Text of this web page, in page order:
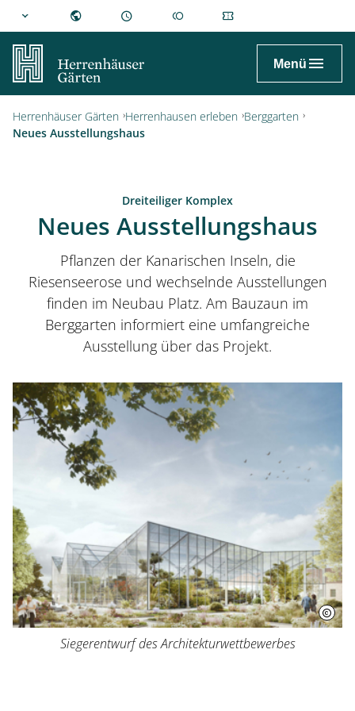
Menü
hannover.de
Herrenhäuser Gärten Herrenhausen erleben Berggarten
Neues Ausstellungshaus
Dreiteiliger Komplex
Neues Ausstellungshaus
Pflanzen der Kanarischen Inseln, die
Riesenseerose und wechselnde Ausstellungen
finden im Neubau Platz. Am Bauzaun im
Berggarten informiert eine umfangreiche
Ausstellung über das Projekt.
Siegerentwurf des Architekturwettbewerbes